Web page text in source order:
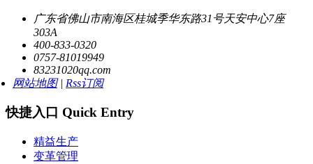
广东省佛山市南海区桂城季华东路31号天安中心7座
303A
400-833-0320
0757-81019949
83231020qq.com
网站地图| Rss订阅
快捷入口 Quick Entry
精益生产
变革管理